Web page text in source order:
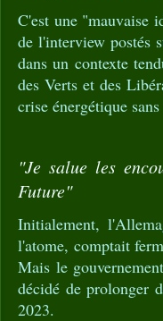
C'est une "mauvaise
de l'interview postés
dans un contexte
des Verts et des
crise énergétique
"Je salue les
Future"
Initialement,
l'atome, comptait
Mais le
décidé de prolonger
2023.